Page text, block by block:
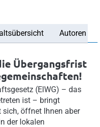
Autoren
Übergangsfrist
(ElWG) – das
ist – bringt
öffnet Ihnen aber
der lokalen